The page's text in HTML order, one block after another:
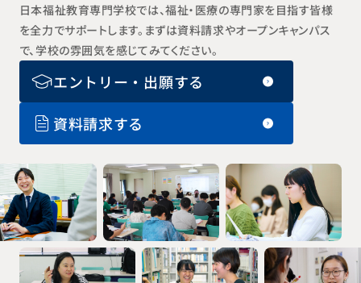
日本福祉教育専門学校では、福祉・医療の専門家を目指す皆様
を全力でサポートします。まずは資料請求やオープンキャンパス
で、学校の雰囲気を感じてみてください。
エントリー・出願する
資料請求する